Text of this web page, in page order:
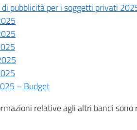
pubblicità per i soggetti privati
– Budget
relative agli altri bandi sono